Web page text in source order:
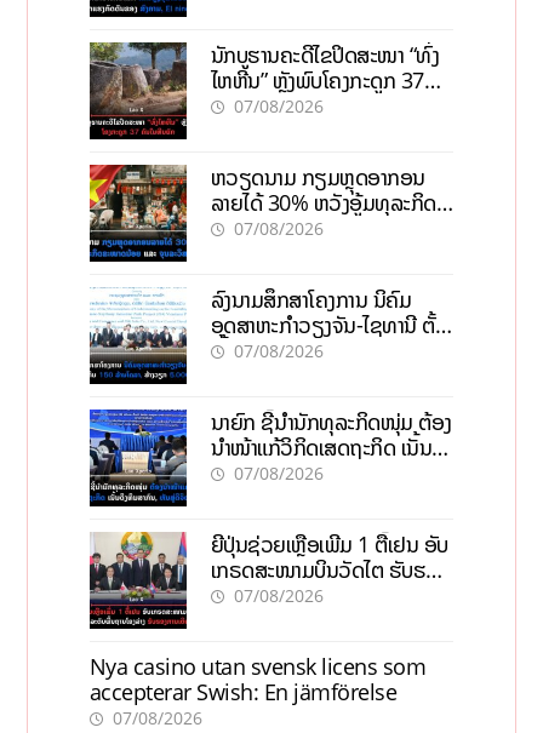
ນັກບູຮານຄະດີໄຂປິດສະໜາ “ທົ່ງ
ໄຫຫີນ” ຫຼັງພົບໂຄງກະດູກ 37
ຄົນໃນຫີນຍັກ
07/08/2026
ຫວຽດນາມ ກຽມຫຼຸດອາກອນ
ລາຍໄດ້ 30% ຫວັງອູ້ມທຸລະກິດ
ຂະໜາດນ້ອຍ ແລະ ຈຸນລະ
07/08/2026
ລົງນາມສຶກສາໂຄງການ ນິຄົມ
ອຸດສາຫະກຳວຽງຈັນ-ໄຊທານີ ຕັ້ງ
ເປົ້າດຶງທຶນ 150 ລ້ານໂດລາ, ສ້າງ
07/08/2026
ນາຍົກ ຊີ້ນຳນັກທຸລະກິດໜຸ່ມ ຕ້ອງ
ນຳໜ້າແກ້ວິກິດເສດຖະກິດ ເນັ້ນດຶງ
ທຶນສາກົນ, ຫັນສູ່ດິຈິຕອນ
07/08/2026
ຍີ່ປຸ່ນຊ່ວຍເຫຼືອເພີ່ມ 1 ຕື້ເຢນ ອັບ
ເກຣດສະໜາມບິນວັດໄຕ ຮັບຮອງ
ການເຕີບໂຕ
07/08/2026
Nya casino utan svensk licens som
accepterar Swish: En jämförelse
07/08/2026